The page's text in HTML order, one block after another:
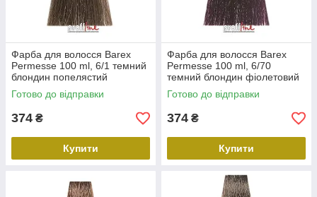
Фарба для волосся Barex
Permesse 100 ml, 6/1 темний
блондин попелястий
Готово до відправки
374 ₴
Купити
Фарба для волосся Barex
Permesse 100 ml, 6/70
темний блондин фіолетовий
інтенсивний
Готово до відправки
374 ₴
Купити